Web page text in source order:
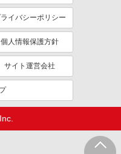
イバシーポリシー
個人情報保護方針
サイト運営会社